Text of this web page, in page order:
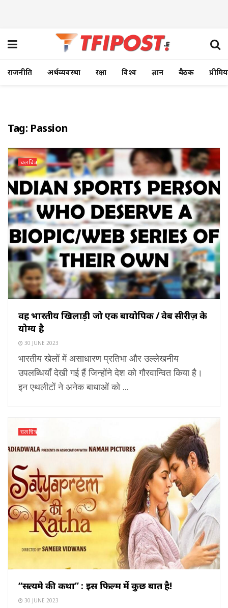
राजनीति अर्थव्यवस्था रक्षा विश्व ज्ञान बैठक
Tag: Passion
चलचित्र
वह भारतीय खिलाड़ी जो एक बायोपिक / वेब सीरीज़ के
योग्य है
30 JUNE 2023
भारतीय खेलों में असाधारण प्रतिभा और उल्लेखनीय
उपलब्धियाँ देखी गई हैं जिन्होंने देश को गौरवान्वित किया है।
इन एथलीटों ने अनेक बाधाओं को ...
चलचित्र
“सत्यप्रेम की कथा” : इस फिल्म में कुछ बात है!
30 JUNE 2023